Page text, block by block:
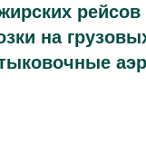
рейсов
на